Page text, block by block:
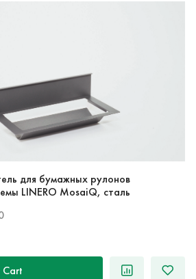
для бумажных рулонов
LINERO MosaiQ, сталь
Cart